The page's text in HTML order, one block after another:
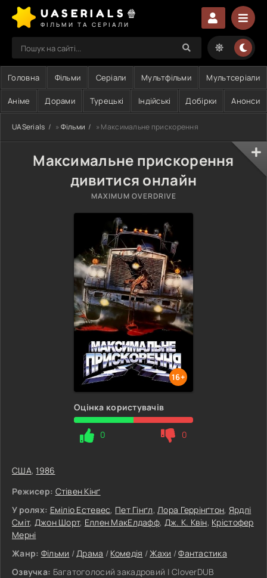
UASERIALS🍿
ФІЛЬМИ ТА СЕРІАЛИ
Головна Фільми Серіали Мультфільми Мультсеріали
Аніме Дорами Турецькі Індійські Добірки Анонси
UASerials » Фільми » Максимальне прискорення
Максимальне прискорення
дивитися онлайн
MAXIMUM OVERDRIVE
16+
Оцінка користувачів
0 0
США,1986
Режисер: Стівен Кінґ
У ролях: Еміліо Естевес, Пет Гінґл,Лора Геррінґтон, Ярдлі
Сміт, Джон Шорт, Еллен МакЕлдафф, Дж. К. Квін, Крістофер
Мерні
Жанр: Фільми /Драма / Комедія /Жахи /Фантастика
Озвучка: Багатоголосий закадровий | CloverDUB